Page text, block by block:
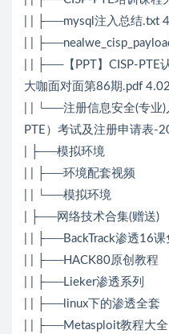
| | ├──mysql注入总结.txt
| |
| | ├──【PPT】CISP-PTE
大咖面对面第86期.pdf
| | └──注册信息安全(专业
PTE）考试及注册申请表-
| ├──模拟环境
| | ├──环境配套视频
| | └──模拟环境
| ├──网络技术合集(赠送)
| | ├──BackTrack渗透16课
| | ├──HACK80原创教程
| | ├──Lieker渗透系列
| | ├──linux下的渗透全套
| | ├──Metasploit教程大全